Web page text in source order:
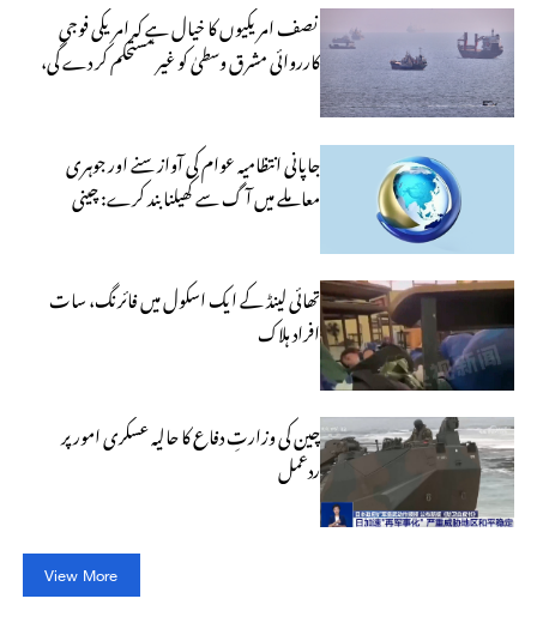
نصف امریکیوں کا خیال ہے کہ امریکی فوجی
کارروائی مشرق وسطیٰ کو غیر مستحکم کر دے گی،
جاپانی انتظامیہ عوام کی آواز سنے اور جوہری
معاملے میں آگ سے کھیلنا بند کرے: چینی
تھائی لینڈ کے ایک اسکول میں فائرنگ، سات
افراد ہلاک
چین کی وزارتِ دفاع کا حالیہ عسکری امور پر
ردعمل
View More